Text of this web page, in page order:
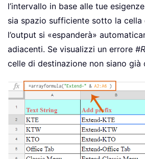
l’intervallo in base alle tue
sia spazio sufficiente sotto la cella
l’output si «espanderà»
adiacenti. Se visualizzi un errore
celle di destinazione non siano già